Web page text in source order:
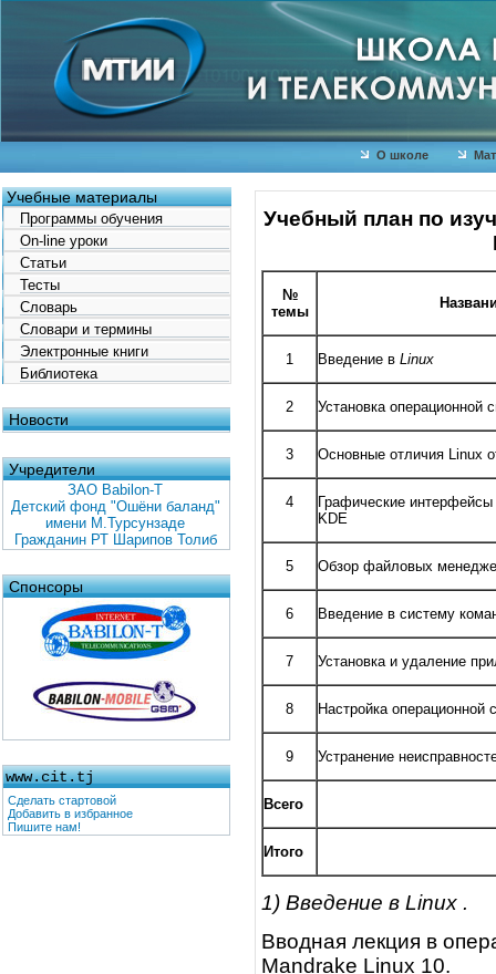
О школе
Учебные материалы
Программы обучения
On-line уроки
Статьи
Тесты
Словарь
Словари и термины
Электронные книги
Библиотека
Новости
Учредители
ЗАО Babilon-T
Детский фонд "Ошёни баланд"
имени М.Турсунзаде
Гражданин РТ Шарипов Толиб
Спонсоры
www.cit.tj
Сделать стартовой
Добавить в избранное
Пишите нам!
Учебный план по
№
темы
1 Введение в Linux
2 Установка операционной
3 Основные отличия Linux
4
Графические
KDE
5 Обзор файловых
6 Введение в систему
7 Установка и удаление
8 Настройка операционной
9 Устранение
Всего
Итого
1) Введение в Linux .
Вводная лекция в
Mandrake Linux 10.